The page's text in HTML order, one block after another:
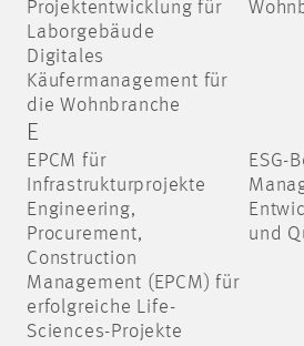
Projektentwicklung für
Laborgebäude
Digitales
Käufermanagement für
die Wohnbranche
E
EPCM für
Infrastrukturprojekte
ESG-
Engineering,
Procurement,
Construction
Management (EPCM) für
erfolgreiche Life-
Sciences-Projekte
und